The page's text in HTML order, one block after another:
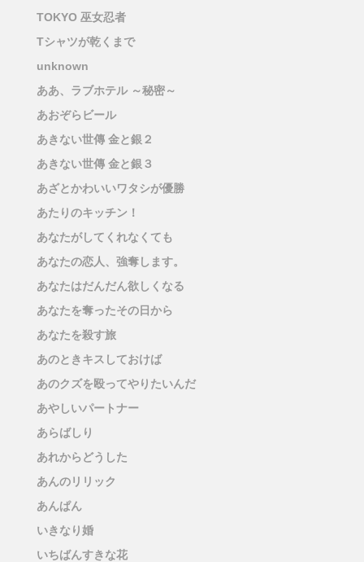
TOKYO 巫女忍者
Tシャツが乾くまで
unknown
ああ、ラブホテル ～秘密～
あおぞらビール
あきない世傳 金と銀２
あきない世傳 金と銀３
あざとかわいいワタシが優勝
あたりのキッチン！
あなたがしてくれなくても
あなたの恋人、強奪します。
あなたはだんだん欲しくなる
あなたを奪ったその日から
あなたを殺す旅
あのときキスしておけば
あのクズを殴ってやりたいんだ
あやしいパートナー
あらばしり
あれからどうした
あんのリリック
あんぱん
いきなり婚
いちばんすきな花